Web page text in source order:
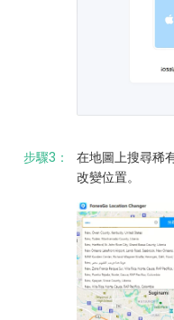
步驟3：
在地圖上搜尋稀
改變位置。